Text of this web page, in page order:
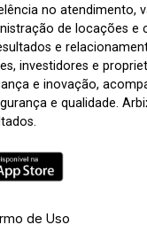
no
de locações
e
investidores e
e inovação,
e qualidade.
de Uso